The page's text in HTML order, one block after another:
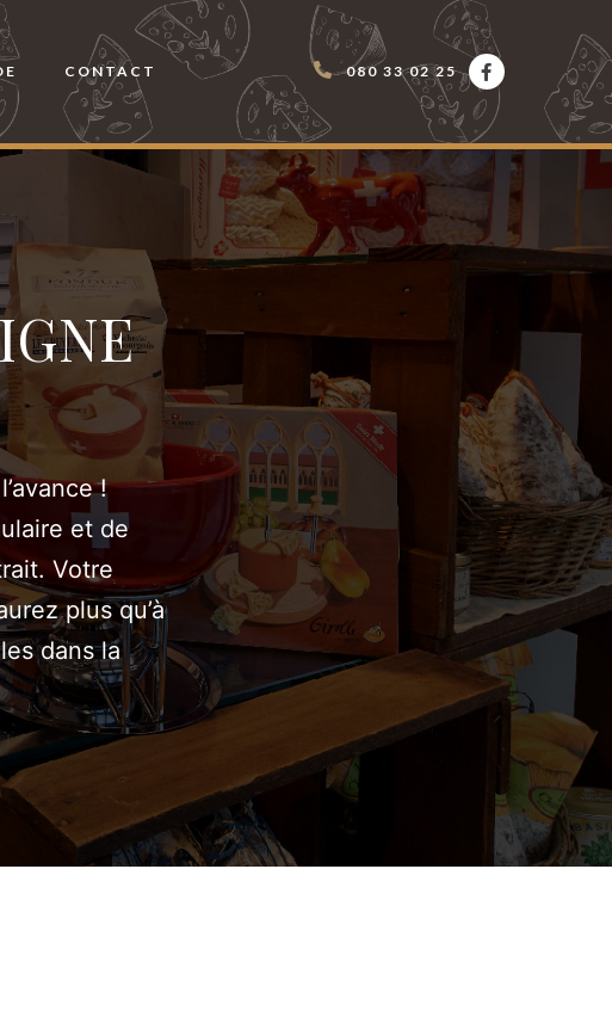
CONTACT 080 33 02 25
!
et de
Votre
plus qu’à
dans la